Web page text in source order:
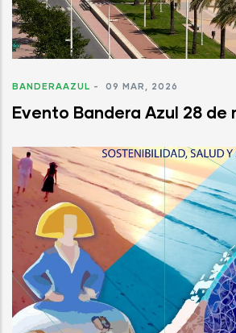
BANDERAAZUL - 09 MAR, 2026
Evento Bandera Azul 28 de